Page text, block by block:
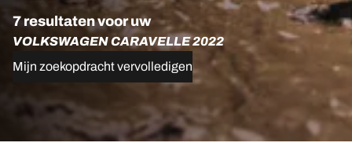
7 resultaten voor uw
VOLKSWAGEN CARAVELLE 2022
Mijn zoekopdracht vervolledigen